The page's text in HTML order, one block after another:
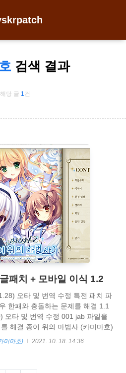
검색 결과
해당 글 1건
패치 + 모바일 이식 1.2
오타 및 번역 수정 특전 패치 파
한패와 충돌하는 문제를 해결 1.1
오타 및 번역 수정 001 jab 파일을
해결 종이 위의 마법사 (카미마호)
이미지 - 도리진 프로그래밍 - 게지
하지 않습니다. 패치하는법 아래 한
미마호) 2021. 10. 18. 14:36